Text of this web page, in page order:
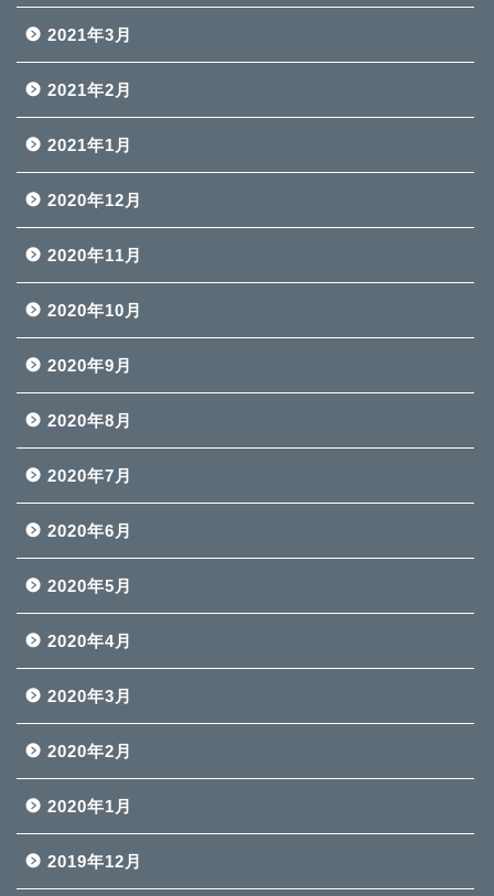
2021年3月
2021年2月
2021年1月
2020年12月
2020年11月
2020年10月
2020年9月
2020年8月
2020年7月
2020年6月
2020年5月
2020年4月
2020年3月
2020年2月
2020年1月
2019年12月